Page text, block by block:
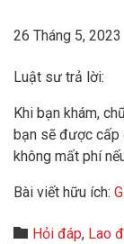
26 Tháng 5, 2023
Luật sư trả lời:
Khi bạn khám,
bạn sẽ được cấp
không mất phí
Bài viết hữu ích:
 Category
Hỏi đáp, Lao